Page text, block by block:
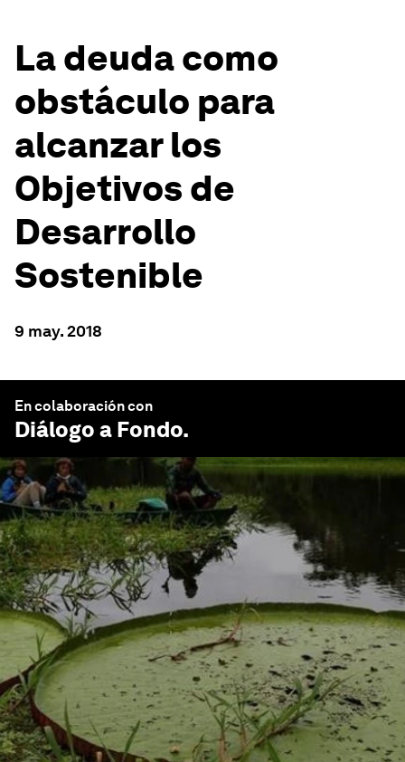
La deuda como
obstáculo para
alcanzar los
Objetivos de
Desarrollo
Sostenible
9 may. 2018
En colaboración con
Diálogo a Fondo.